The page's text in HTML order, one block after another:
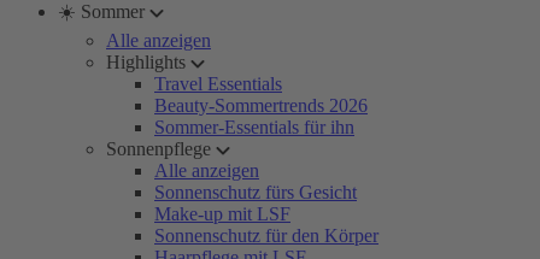
☀️ Sommer
Alle anzeigen
Highlights
Travel Essentials
Beauty-Sommertrends 2026
Sommer-Essentials für ihn
Sonnenpflege
Alle anzeigen
Sonnenschutz fürs Gesicht
Make-up mit LSF
Sonnenschutz für den Körper